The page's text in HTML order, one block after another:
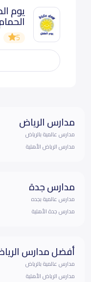
يوم
5
مدارس الرياض
مدارس عالمية بالرياض
مدارس الرياض الأهلية
مدارس جدة
مدارس عالمية بجده
مدارس جدة الأهلية
أفضل مدارس
مدارس عالمية بالرياض
مدارس الرياض الأهلية